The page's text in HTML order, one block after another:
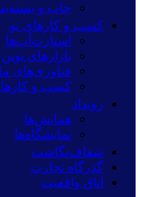
چاپ و
کسب و کارهای نو
استارت‌آپ‌ها
بازارهای نوین
فناوری‌های
کسب و
رویداد
همایش‌ها
نمایشگاه‌ها
شفاف‌نگاشت
گذرگاه تجارت
اتاق واقعیت